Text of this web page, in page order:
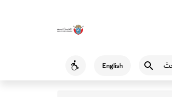
English
Accessibility